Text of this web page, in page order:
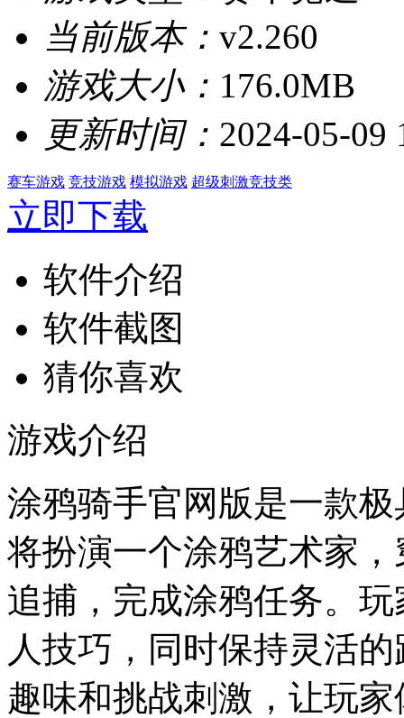
当前版本： v2.260
游戏大小： 176.0MB
更新时间： 2024-05-09
赛车游戏 竞技游戏 模拟游戏 超级刺激竞技类
立即下载
软件介绍
软件截图
猜你喜欢
游戏介绍
涂鸦骑手官网版是一款
将扮演一个涂鸦艺术家
追捕，完成涂鸦任务。
人技巧，同时保持灵活
趣味和挑战刺激，让玩